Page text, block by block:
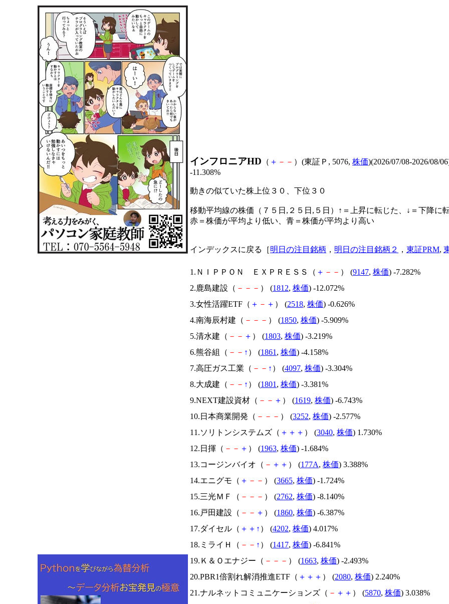
インフロニアHD （ ＋ － － ）(東証Ｐ, 5076, 株価)(2026/07/08-2026/08/
-11.308%
動きの似ていた株上位３０、下位３０
移動平均線の株価（７５日,２５日,５日）↑＝上昇に転じた、↓＝下降に
赤＝株価が平均より低い、青＝株価が平均より高い
インデックスに戻る［明日の注目銘柄 ， 明日の注目銘柄２ ， 東証PRM,
1.ＮＩＰＰＯＮ ＥＸＰＲＥＳＳ（ ＋ － － ） (9147, 株価) -7.282%
2.鹿島建設（ － － － ） (1812, 株価) -12.072%
3.女性活躍ETF（ ＋ － ＋ ） (2518, 株価) -0.626%
4.南海辰村建（ － － － ） (1850, 株価) -5.909%
5.清水建（ － － ＋ ） (1803, 株価) -3.219%
6.熊谷組（ － － ↑ ） (1861 , 株価) -4.158%
7.高圧ガス工業（ － － ↑ ） (4097, 株価) -3.304%
8.大成建（ － － ↑ ） (1801 , 株価) -3.381%
9.NEXT建設資材（ － － ＋ ） (1619, 株価) -6.743%
10.日本商業開発（ － － － ） (3252, 株価) -2.577%
11.ソリトンシステムズ（ ＋ ＋ ＋ ） (3040, 株価) 1.730%
12.日揮（ － － ＋ ） (1963, 株価) -1.684%
13.コージンバイオ（ － ＋ ＋ ） (177A, 株価) 3.388%
14.エニグモ（ ＋ － － ） (3665, 株価) -1.724%
15.三光ＭＦ（ － － － ） (2762, 株価) -8.140%
16.戸田建設（ － － ＋ ） (1860, 株価) -6.387%
17.ダイセル（ ＋ ＋ ↑ ） (4202, 株価) 4.017%
18.ミライＨ（ － － ↑ ） (1417, 株価) -6.841%
19.Ｋ＆Ｏエナジー（ － － － ） (1663, 株価) -2.493%
20.PBR1倍割れ解消推進ETF（ ＋ ＋ ＋ ） (2080, 株価) 2.240%
21.ナルネットコミュニケーションズ（ － ＋ ＋ ） (5870, 株価) 3.038%